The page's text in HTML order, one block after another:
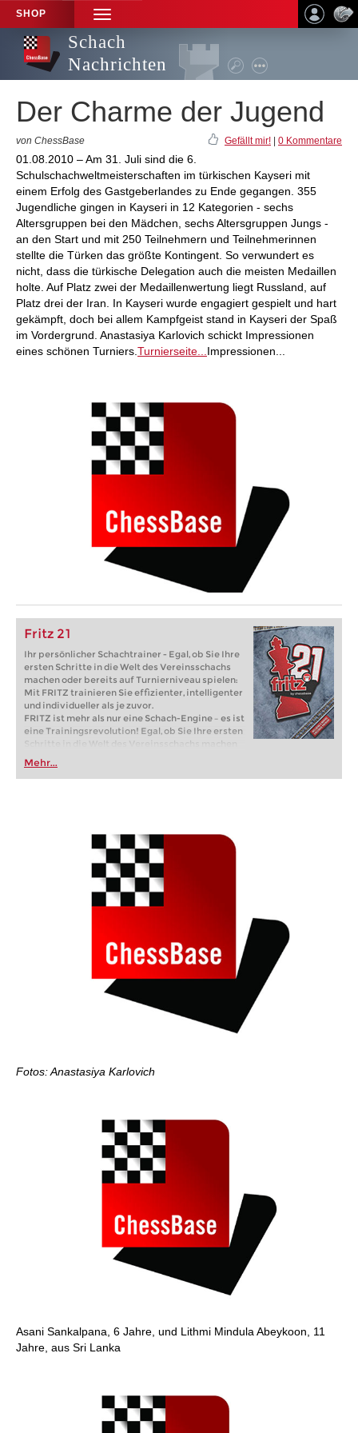
SHOP
TOGGLE
NAVIGATION
Schach
Nachrichten
Der Charme der Jugend
von ChessBase Gefällt mir! 0 Kommentare
01.08.2010 – Am 31. Juli sind die 6.
Schulschachweltmeisterschaften im türkischen Kayseri mit
einem Erfolg des Gastgeberlandes zu Ende gegangen. 355
Jugendliche gingen in Kayseri in 12 Kategorien - sechs
Altersgruppen bei den Mädchen, sechs Altersgruppen Jungs -
an den Start und mit 250 Teilnehmern und Teilnehmerinnen
stellte die Türken das größte Kontingent. So verwundert es
nicht, dass die türkische Delegation auch die meisten Medaillen
holte. Auf Platz zwei der Medaillenwertung liegt Russland, auf
Platz drei der Iran. In Kayseri wurde engagiert gespielt und hart
gekämpft, doch bei allem Kampfgeist stand in Kayseri der Spaß
im Vordergrund. Anastasiya Karlovich schickt Impressionen
eines schönen Turniers. Turnierseite... Impressionen...
Fritz 21
Ihr persönlicher Schachtrainer - Egal, ob Sie Ihre
ersten Schritte in die Welt des Vereinsschachs
machen oder bereits auf Turnierniveau spielen:
Mit FRITZ trainieren Sie effizienter, intelligenter
und individueller als je zuvor.
FRITZ ist mehr als nur eine Schach-Engine – es ist
eine Trainingsrevolution! Egal, ob Sie Ihre ersten
Schritte in die Welt des Vereinsschachs machen
oder bereits auf Turnierniveau spielen: Mit
FRITZ trainieren Sie effizienter, intelligenter und
individueller als je zuvor.
Mehr...
Fotos: Anastasiya Karlovich
Asani Sankalpana, 6 Jahre, und Lithmi Mindula Abeykoon, 11
Jahre, aus Sri Lanka